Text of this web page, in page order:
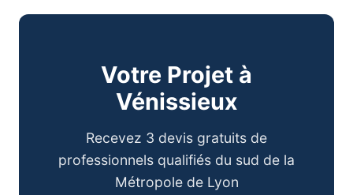
Votre Projet à
Vénissieux
Recevez 3 devis gratuits de
professionnels qualifiés du sud de la
Métropole de Lyon